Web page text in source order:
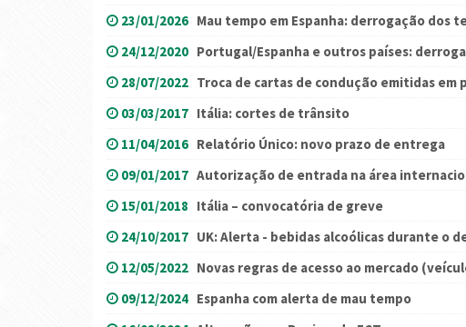
23/01/2026 Mau tempo em Espanha: derrogação dos
24/12/2020 Portugal/Espanha e outros países:
28/07/2022 Troca de cartas de condução emitidas em
03/03/2017 Itália: cortes de trânsito
11/04/2016 Relatório Único: novo prazo de entrega
09/01/2017 Autorização de entrada na área
15/01/2018 Itália – convocatória de greve
24/10/2017 UK: Alerta - bebidas alcoólicas durante o
12/05/2022 Novas regras de acesso ao mercado
09/12/2024 Espanha com alerta de mau tempo